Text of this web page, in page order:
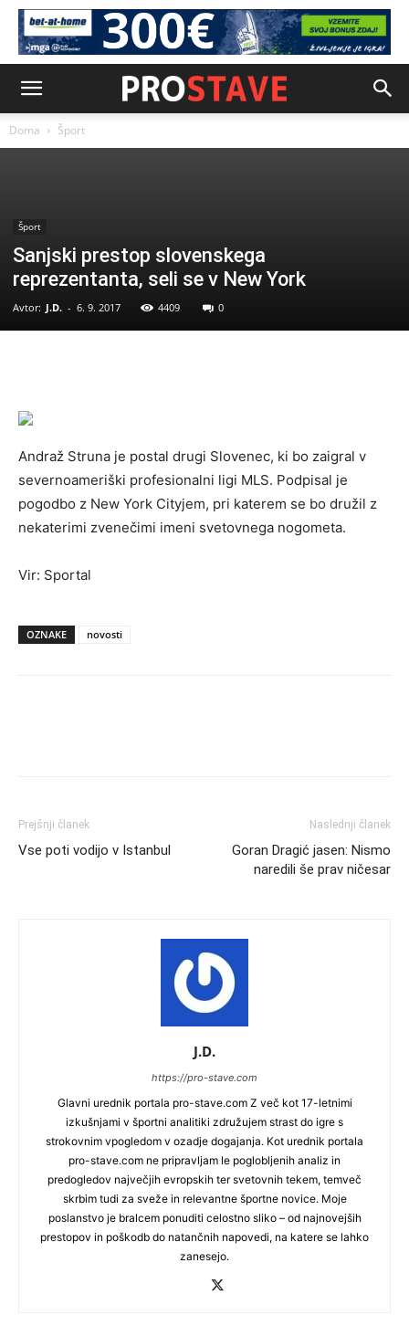
Doma Šport
Šport
Sanjski prestop slovenskega
reprezentanta, seli se v New York
Avtor: J.D. - 6. 9. 2017 4409 0
Andraž Struna je postal drugi Slovenec, ki bo zaigral v
severnoameriški profesionalni ligi MLS. Podpisal je
pogodbo z New York Cityjem, pri katerem se bo družil z
nekaterimi zvenečimi imeni svetovnega nogometa.
Vir: Sportal
OZNAKE novosti
Prejšnji članek
Vse poti vodijo v Istanbul
Naslednji članek
Goran Dragić jasen: Nismo
naredili še prav ničesar
J.D.
https://pro-stave.com
Glavni urednik portala pro-stave.com Z več kot 17-letnimi
izkušnjami v športni analitiki združujem strast do igre s
strokovnim vpogledom v ozadje dogajanja. Kot urednik portala
pro-stave.com ne pripravljam le poglobljenih analiz in
predogledov največjih evropskih ter svetovnih tekem, temveč
skrbim tudi za sveže in relevantne športne novice. Moje
poslanstvo je bralcem ponuditi celostno sliko – od najnovejših
prestopov in poškodb do natančnih napovedi, na katere se lahko
zanesejo.